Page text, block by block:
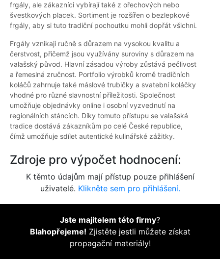
frgály, ale zákazníci vybírají také z ořechových nebo
švestkových placek. Sortiment je rozšířen o bezlepkové
frgály, aby si tuto tradiční pochoutku mohli dopřát všichni.
Frgály vznikají ručně s důrazem na vysokou kvalitu a
čerstvost, přičemž jsou využívány suroviny s důrazem na
valašský původ. Hlavní zásadou výroby zůstává pečlivost
a řemeslná zručnost. Portfolio výrobků kromě tradičních
koláčů zahrnuje také máslové trubičky a svatební koláčky
vhodné pro různé slavnostní příležitosti. Společnost
umožňuje objednávky online i osobní vyzvednutí na
regionálních stáncích. Díky tomuto přístupu se valašská
tradice dostává zákazníkům po celé České republice,
čímž umožňuje sdílet autentické kulinářské zážitky.
Zdroje pro výpočet hodnocení:
K těmto údajům mají přístup pouze přihlášení
uživatelé. Klikněte sem pro přihlášení.
Jste majitelem této firmy?
Blahopřejeme! Zjistěte jestli můžete získat
propagační materiály!